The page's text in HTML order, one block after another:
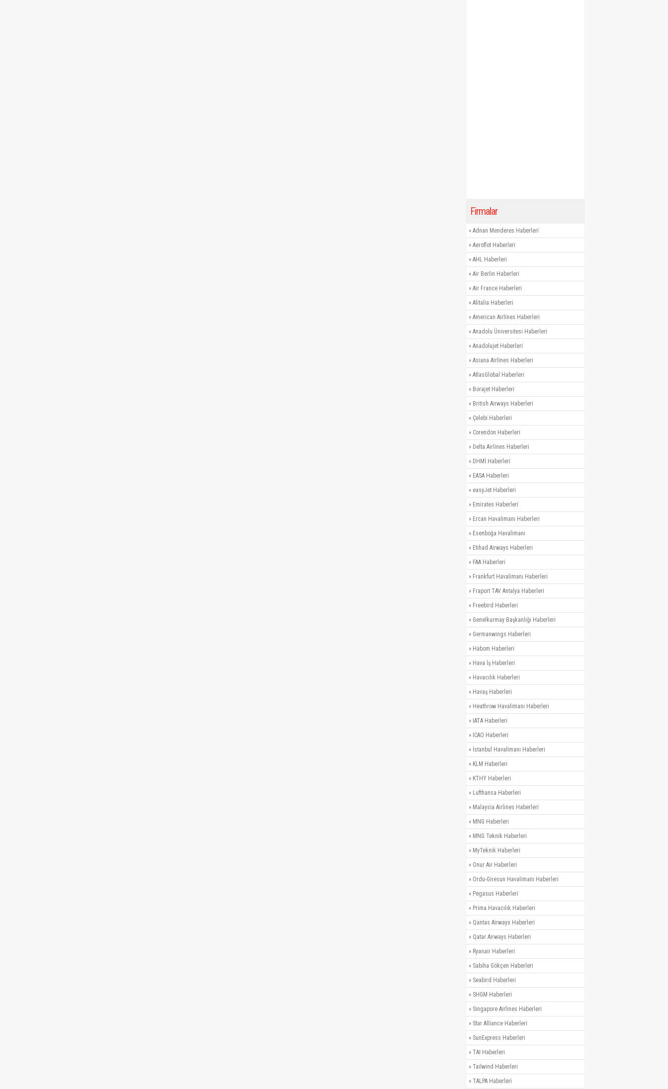
Firmalar
» Adnan Menderes Haberleri
» Aeroflot Haberleri
» AHL Haberleri
» Air Berlin Haberleri
» Air France Haberleri
» Alitalia Haberleri
» American Airlines Haberleri
» Anadolu Üniversitesi Haberleri
» Anadolujet Haberleri
» Asiana Airlines Haberleri
» AtlasGlobal Haberleri
» Borajet Haberleri
» British Airways Haberleri
» Çelebi Haberleri
» Corendon Haberleri
» Delta Airlines Haberleri
» DHMİ Haberleri
» EASA Haberleri
» easyJet Haberleri
» Emirates Haberleri
» Ercan Havalimanı Haberleri
» Esenboğa Havalimanı
» Etihad Airways Haberleri
» FAA Haberleri
» Frankfurt Havalimanı Haberleri
» Fraport TAV Antalya Haberleri
» Freebird Haberleri
» Genelkurmay Başkanlığı Haberleri
» Germanwings Haberleri
» Habom Haberleri
» Hava İş Haberleri
» Havacılık Haberleri
» Havaş Haberleri
» Heathrow Havalimanı Haberleri
» IATA Haberleri
» ICAO Haberleri
» İstanbul Havalimanı Haberleri
» KLM Haberleri
» KTHY Haberleri
» Lufthansa Haberleri
» Malaysia Airlines Haberleri
» MNG Haberleri
» MNG Teknik Haberleri
» MyTeknik Haberleri
» Onur Air Haberleri
» Ordu-Giresun Havalimanı Haberleri
» Pegasus Haberleri
» Prima Havacılık Haberleri
» Qantas Airways Haberleri
» Qatar Airways Haberleri
» Ryanair Haberleri
» Sabiha Gökçen Haberleri
» Seabird Haberleri
» SHGM Haberleri
» Singapore Airlines Haberleri
» Star Alliance Haberleri
» SunExpress Haberleri
» TAI Haberleri
» Tailwind Haberleri
» TALPA Haberleri